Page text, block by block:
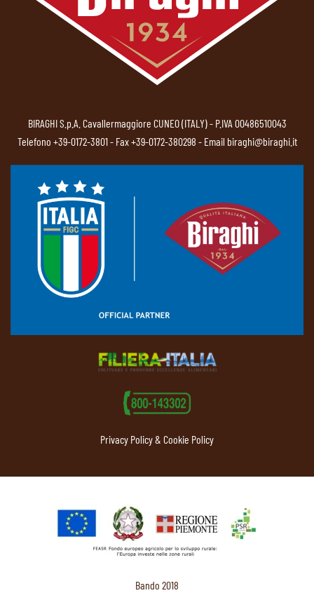
BIRAGHI S.p.A. Cavallermaggiore CUNEO (ITALY) - P.IVA 00486510043
Telefono +39-0172-3801- Fax +39-0172-380298 - Email biraghi@biraghi.it
Privacy Policy & Cookie Policy
Bando 2018